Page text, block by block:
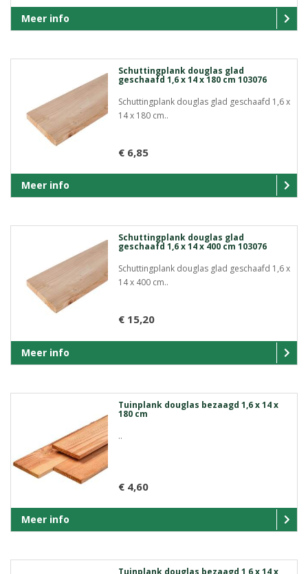
Meer info
Schuttingplank douglas glad
geschaafd 1,6 x 14 x 180 cm 103076
Schuttingplank douglas glad geschaafd 1,6 x
14 x 180 cm..
€ 6,85
Meer info
Schuttingplank douglas glad
geschaafd 1,6 x 14 x 400 cm 103076
Schuttingplank douglas glad geschaafd 1,6 x
14 x 400 cm..
€ 15,20
Meer info
Tuinplank douglas bezaagd 1,6 x 14 x
180 cm
..
€ 4,60
Meer info